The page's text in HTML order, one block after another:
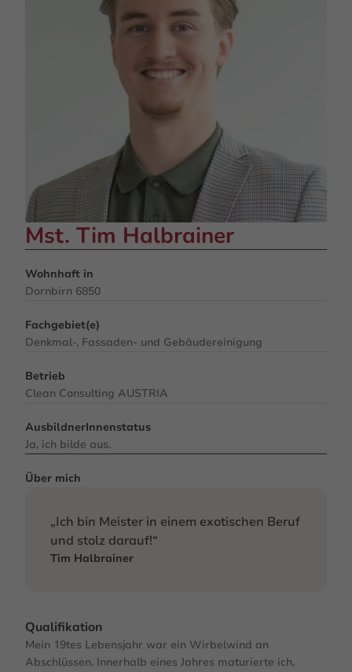
Mst. Tim Halbrainer
Wohnhaft in
Dornbirn 6850
Fachgebiet(e)
Denkmal-, Fassaden- und Gebäudereinigung
Betrieb
Clean Consulting AUSTRIA
AusbildnerInnenstatus
Ja, ich bilde aus.
Über mich
„Ich bin Meister in einem exotischen Beruf
und stolz darauf!“
Tim Halbrainer
Qualifikation
Mein 19tes Lebensjahr war ein Wirbelwind an
Abschlüssen. Innerhalb eines Jahres maturierte ich,